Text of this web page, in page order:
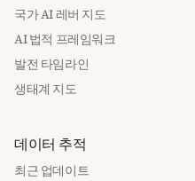
국가 AI 레버 지도
AI 법적 프레임워크
발전 타임라인
생태계 지도
데이터 추적
최근 업데이트